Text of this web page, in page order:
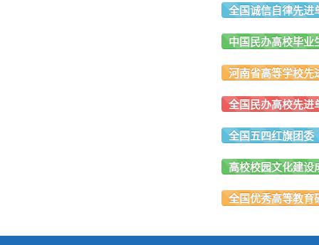
全国诚信自律先进
中国民办高校毕业
河南省高等学校先
全国民办高校先进
全国五四红旗团委
高校校园文化建设
全国优秀高等教育